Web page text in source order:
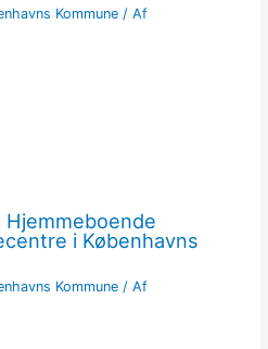
Kommune/ Af
i Københavns
Kommune/ Af